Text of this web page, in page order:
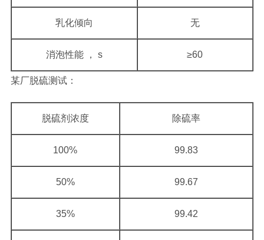
乳化倾向 无
消泡性能 ， s ≥60
某厂脱硫测试：
脱硫剂浓度 除硫率
100% 99.83
50% 99.67
35% 99.42